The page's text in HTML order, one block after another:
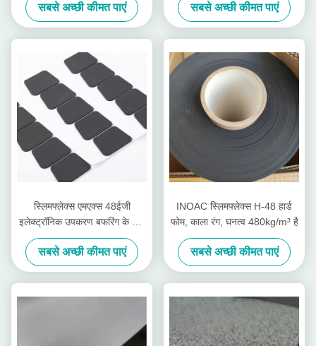
सबसे अच्छी कीमत पाएं सबसे अच्छी कीमत पाएं
स्लिमफ्लेक्स एमएक्स 48ईजी
इलेक्ट्रॉनिक उपकरण बफरिंग के लिए
सबसे कठिन लौ retardant
सबसे अच्छी कीमत पाएं
INOAC स्लिमफ्लेक्स H-48 हार्ड
फोम, काला रंग, घनत्व 480kg/m³ है
सबसे अच्छी कीमत पाएं